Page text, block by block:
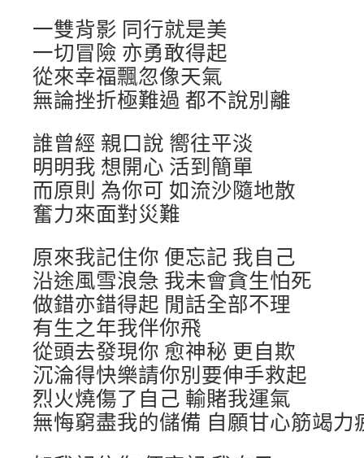
一雙背影 同行就是美
一切冒險 亦勇敢得起
從來幸福飄忽像天氣
無論挫折極難過 都不說別離
誰曾經 親口說 嚮往平淡
明明我 想開心 活到簡單
而原則 為你可 如流沙隨地散
奮力來面對災難
原來我記住你 便忘記 我自己
沿途風雪浪急 我未會貪生怕死
做錯亦錯得起 閒話全部不理
有生之年我伴你飛
從頭去發現你 愈神秘 更自欺
沉淪得快樂請你別要伸手救起
烈火燒傷了自己 輸賭我運氣
無悔窮盡我的儲備 自願甘心筋竭力